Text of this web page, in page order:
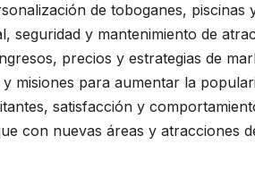
de toboganes, piscinas
seguridad y mantenimiento de
precios y estrategias de
y misiones para aumentar la
satisfacción y
con nuevas áreas y atracciones